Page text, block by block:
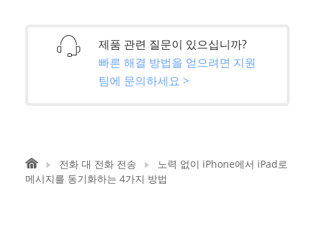
제품 관련 질문이 있으십니까?
빠른 해결 방법을 얻으려면 지원
팀에 문의하세요 >
전화 대 전화 전송
노력 없이 iPhone에서 iPad로
메시지를 동기화하는 4가지 방법